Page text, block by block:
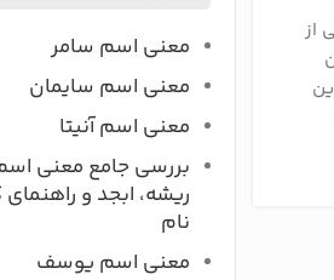
از
خاص‌ترین نام‌های
است که مفهوم عمیق،
پررمزوراز را...
ادامه مطلب
معنی اسم سامر
معنی اسم سایمان
معنی اسم آنیتا
بررسی جامع معنی
ریشه، ابجد و
نام
معنی اسم یوسف